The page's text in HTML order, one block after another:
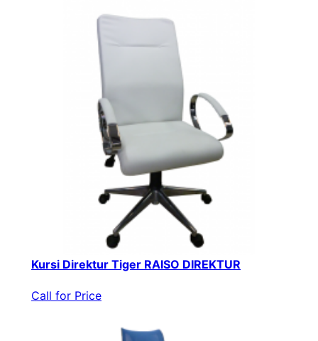
Kursi Direktur Tiger RAISO DIREKTUR
Call for Price